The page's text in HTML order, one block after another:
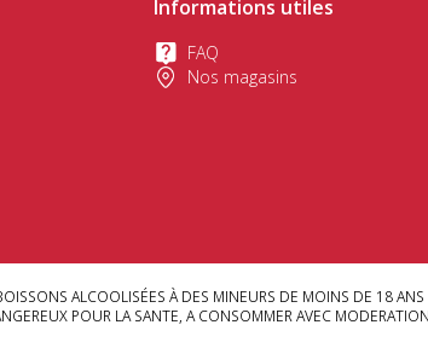
Informations utiles
FAQ
Nos magasins
ALCOOLISÉES À DES MINEURS DE MOINS DE 18
POUR LA SANTE, A CONSOMMER AVEC